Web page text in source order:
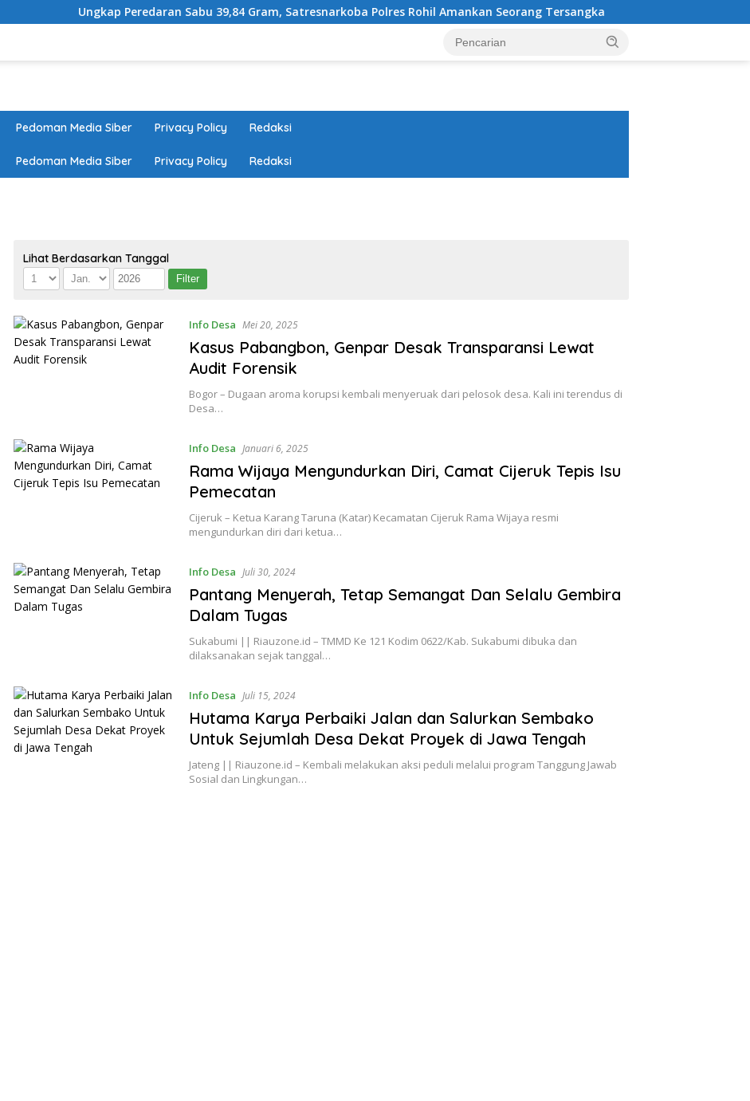
Ungkap Peredaran Sabu 39,84 Gram, Satresnarkoba Polres Rohil Amankan Seorang Tersangka Amankan 2 Pengedar, Sabu
Pedoman Media Siber Privacy Policy Redaksi
Pedoman Media Siber Privacy Policy Redaksi
Lihat Berdasarkan Tanggal
Info Desa Mei 20, 2025
Kasus Pabangbon, Genpar Desak Transparansi Lewat
Audit Forensik
Bogor – Dugaan aroma korupsi kembali menyeruak dari pelosok desa. Kali ini terendus di
Desa…
Info Desa Januari 6, 2025
Rama Wijaya Mengundurkan Diri, Camat Cijeruk Tepis Isu
Pemecatan
Cijeruk – Ketua Karang Taruna (Katar) Kecamatan Cijeruk Rama Wijaya resmi
mengundurkan diri dari ketua…
Info Desa Juli 30, 2024
Pantang Menyerah, Tetap Semangat Dan Selalu Gembira
Dalam Tugas
Sukabumi || Riauzone.id – TMMD Ke 121 Kodim 0622/Kab. Sukabumi dibuka dan
dilaksanakan sejak tanggal…
Info Desa Juli 15, 2024
Hutama Karya Perbaiki Jalan dan Salurkan Sembako
Untuk Sejumlah Desa Dekat Proyek di Jawa Tengah
Jateng || Riauzone.id – Kembali melakukan aksi peduli melalui program Tanggung Jawab
Sosial dan Lingkungan…